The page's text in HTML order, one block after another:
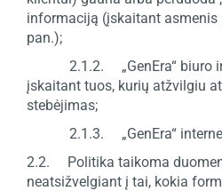
informaciją (įskaitant asmenis
pan.);
2.1.2. „GenEra“ biuro ir
įskaitant tuos, kurių atžvilgiu
stebėjimas;
2.1.3. „GenEra“
2.2. Politika taikoma
neatsižvelgiant į tai, kokia